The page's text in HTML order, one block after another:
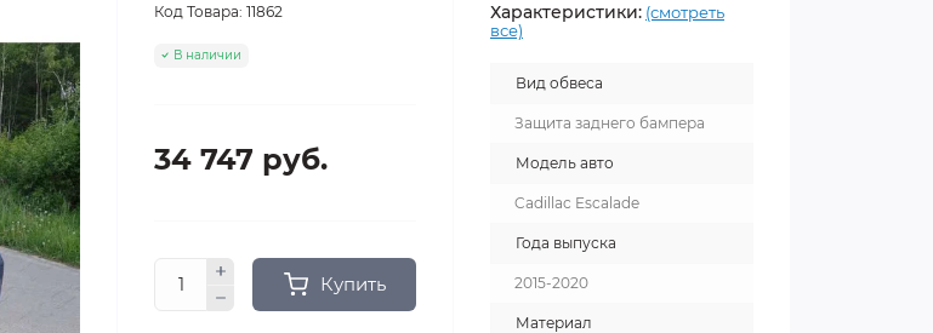
Код Товара: 11862
В наличии
34 747 руб.
Купить
Характеристики: (смотреть
все)
Вид обвеса
Защита заднего бампера
Модель авто
Cadillac Escalade
Года выпуска
2015-2020
Материал